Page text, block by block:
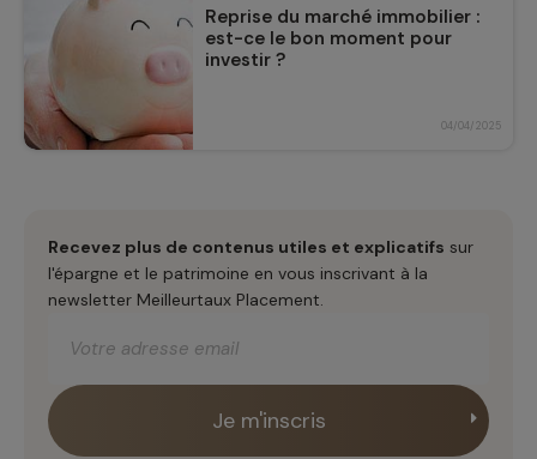
Reprise du marché immobilier :
est-ce le bon moment pour
investir ?
04/04/2025
Recevez plus de contenus utiles et explicatifs sur
l'épargne et le patrimoine en vous inscrivant à la
newsletter Meilleurtaux Placement.